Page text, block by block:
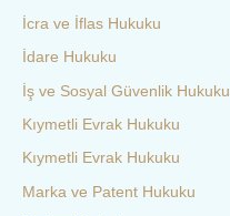
İcra ve İflas Hukuku
İdare Hukuku
İş ve Sosyal Güvenlik Hukuku
Kıymetli Evrak Hukuku
Kıymetli Evrak Hukuku
Marka ve Patent Hukuku